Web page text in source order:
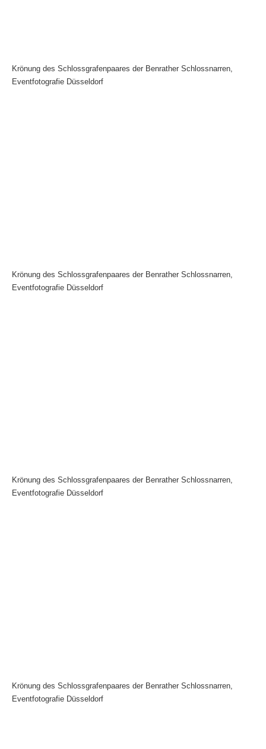
Krönung des Schlossgrafenpaares der Benrather Schlossnarren,
Eventfotografie Düsseldorf
Krönung des Schlossgrafenpaares der Benrather Schlossnarren,
Eventfotografie Düsseldorf
Krönung des Schlossgrafenpaares der Benrather Schlossnarren,
Eventfotografie Düsseldorf
Krönung des Schlossgrafenpaares der Benrather Schlossnarren,
Eventfotografie Düsseldorf